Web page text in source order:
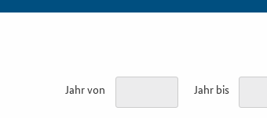
Jahr von Jahr bis